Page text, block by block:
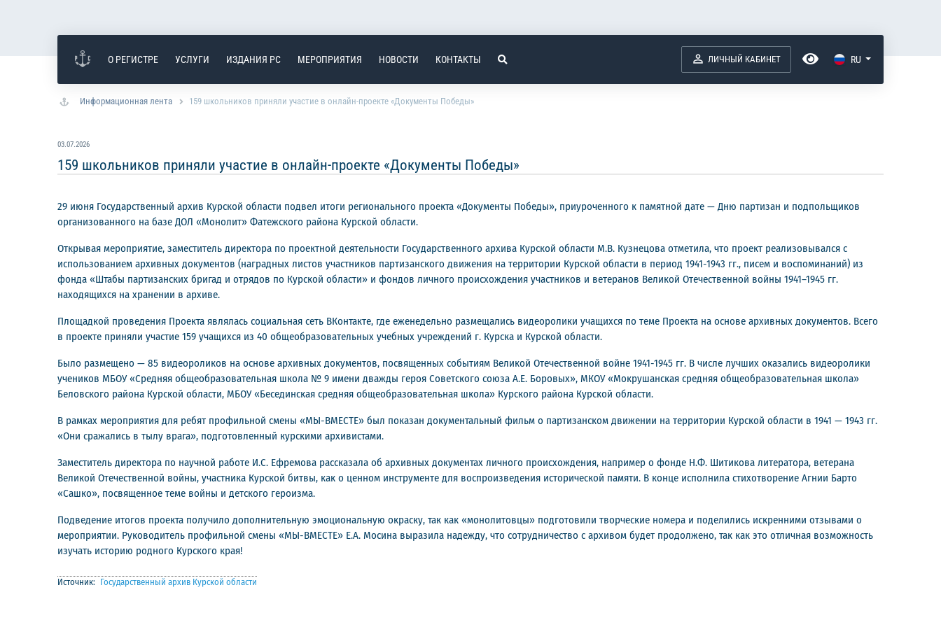
О РЕГИСТРЕ УСЛУГИ ИЗДАНИЯ РС МЕРОПРИЯТИЯ НОВОСТИ КОНТАКТЫ ЛИЧНЫЙ КАБИНЕТ RU
Информационная лента 159 школьников приняли участие в онлайн-проекте «Документы Победы»
03.07.2026
159 школьников приняли участие в онлайн-проекте «Документы Победы»
29 июня Государственный архив Курской области подвел итоги регионального проекта «Документы Победы», приуроченного к памятной дате — Дню партизан и подпольщиков
организованного на базе ДОЛ «Монолит» Фатежского района Курской области.
Открывая мероприятие, заместитель директора по проектной деятельности Государственного архива Курской области М.В. Кузнецова отметила, что проект реализовывался с
использованием архивных документов (наградных листов участников партизанского движения на территории Курской области в период 1941-1943 гг., писем и воспоминаний) из
фонда «Штабы партизанских бригад и отрядов по Курской области» и фондов личного происхождения участников и ветеранов Великой Отечественной войны 1941–1945 гг.
находящихся на хранении в архиве.
Площадкой проведения Проекта являлась социальная сеть ВКонтакте, где еженедельно размещались видеоролики учащихся по теме Проекта на основе архивных документов. Всего
в проекте приняли участие 159 учащихся из 40 общеобразовательных учебных учреждений г. Курска и Курской области.
Было размещено — 85 видеороликов на основе архивных документов, посвященных событиям Великой Отечественной войне 1941-1945 гг. В числе лучших оказались видеоролики
учеников МБОУ «Средняя общеобразовательная школа № 9 имени дважды героя Советского союза А.Е. Боровых», МКОУ «Мокрушанская средняя общеобразовательная школа»
Беловского района Курской области, МБОУ «Бесединская средняя общеобразовательная школа» Курского района Курской области.
В рамках мероприятия для ребят профильной смены «МЫ-ВМЕСТЕ» был показан документальный фильм о партизанском движении на территории Курской области в 1941 — 1943 гг.
«Они сражались в тылу врага», подготовленный курскими архивистами.
Заместитель директора по научной работе И.С. Ефремова рассказала об архивных документах личного происхождения, например о фонде Н.Ф. Шитикова литератора, ветерана
Великой Отечественной войны, участника Курской битвы, как о ценном инструменте для воспроизведения исторической памяти. В конце исполнила стихотворение Агнии Барто
«Сашко», посвященное теме войны и детского героизма.
Подведение итогов проекта получило дополнительную эмоциональную окраску, так как «монолитовцы» подготовили творческие номера и поделились искренними отзывами о
мероприятии. Руководитель профильной смены «МЫ-ВМЕСТЕ» Е.А. Мосина выразила надежду, что сотрудничество с архивом будет продолжено, так как это отличная возможность
изучать историю родного Курского края!
Источник: Государственный архив Курской области